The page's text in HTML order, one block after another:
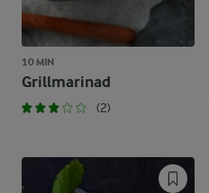
10 MIN
Grillmarinad
(2)